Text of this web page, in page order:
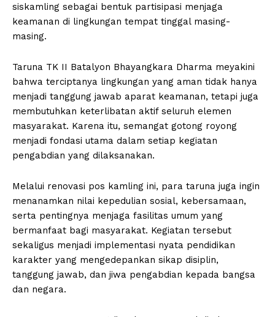
siskamling sebagai bentuk partisipasi menjaga
keamanan di lingkungan tempat tinggal masing-
masing.
Taruna TK II Batalyon Bhayangkara Dharma meyakini
bahwa terciptanya lingkungan yang aman tidak hanya
menjadi tanggung jawab aparat keamanan, tetapi juga
membutuhkan keterlibatan aktif seluruh elemen
masyarakat. Karena itu, semangat gotong royong
menjadi fondasi utama dalam setiap kegiatan
pengabdian yang dilaksanakan.
Melalui renovasi pos kamling ini, para taruna juga ingin
menanamkan nilai kepedulian sosial, kebersamaan,
serta pentingnya menjaga fasilitas umum yang
bermanfaat bagi masyarakat. Kegiatan tersebut
sekaligus menjadi implementasi nyata pendidikan
karakter yang mengedepankan sikap disiplin,
tanggung jawab, dan jiwa pengabdian kepada bangsa
dan negara.